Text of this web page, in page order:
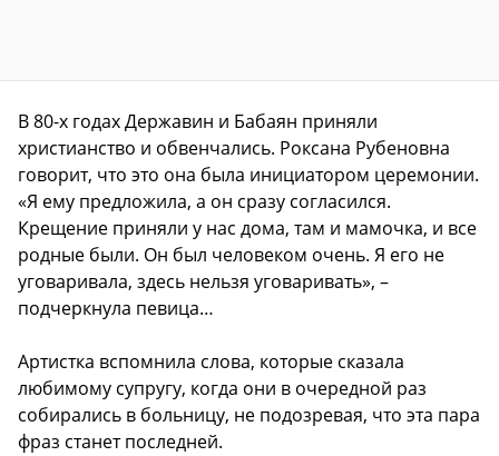
В 80-х годах Державин и Бабаян приняли
христианство и обвенчались. Роксана Рубеновна
говорит, что это она была инициатором церемонии.
«Я ему предложила, а он сразу согласился.
Крещение приняли у нас дома, там и мамочка, и все
родные были. Он был человеком очень. Я его не
уговаривала, здесь нельзя уговаривать», –
подчеркнула певица…
Артистка вспомнила слова, которые сказала
любимому супругу, когда они в очередной раз
собирались в больницу, не подозревая, что эта пара
фраз станет последней.